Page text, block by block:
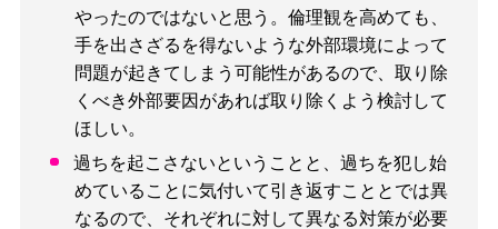
やったのではないと思う。倫理観を高めても、
手を出さざるを得ないような外部環境によって
問題が起きてしまう可能性があるので、取り除
くべき外部要因があれば取り除くよう検討して
ほしい。
過ちを起こさないということと、過ちを犯し始
めていることに気付いて引き返すこととでは異
なるので、それぞれに対して異なる対策が必要